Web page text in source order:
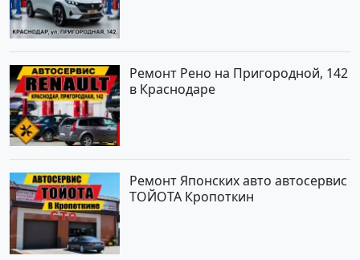
Ремонт Рено на Пригородной, 142
в Краснодаре
Ремонт Японских авто автосервис
ТОЙОТА Кропоткин